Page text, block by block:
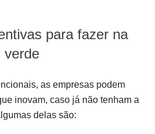
para fazer na
verde
as empresas podem
inovam, caso já não tenham a
delas são: